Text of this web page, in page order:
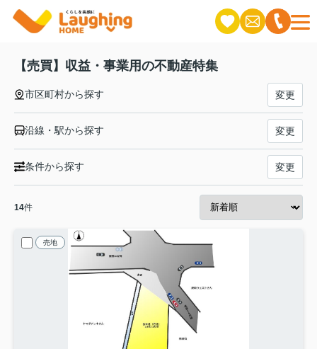
【売買】収益・事業用の不動産特集
市区町村から探す 変更
沿線・駅から探す 変更
条件から探す 変更
14件
売地